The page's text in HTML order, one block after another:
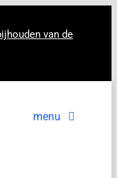
van de
menu